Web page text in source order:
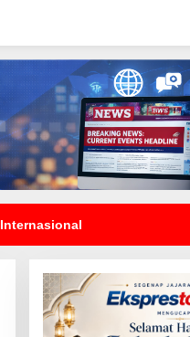
Internasional